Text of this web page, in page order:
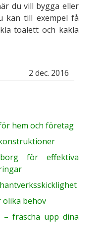
du vill bygga eller
kan till exempel få
toalett och kakla
2 dec. 2016
hem och företag
för effektiva
olika behov
– fräscha upp dina